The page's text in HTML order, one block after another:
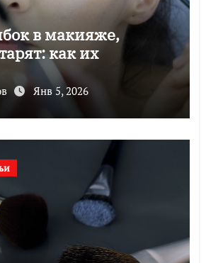
в макияже,
как их
Янв 5, 2026